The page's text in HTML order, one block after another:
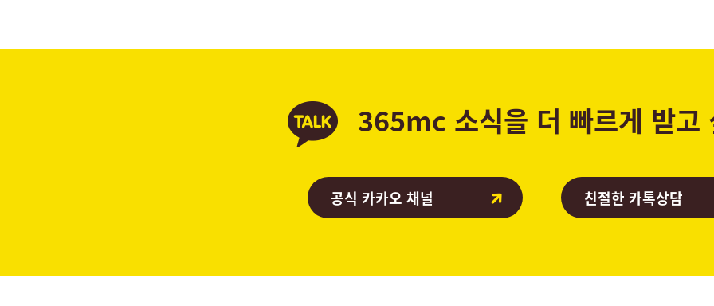
365mc 소식을 더 빠르게 받고
공식 카카오 채널 친절한 카톡상담